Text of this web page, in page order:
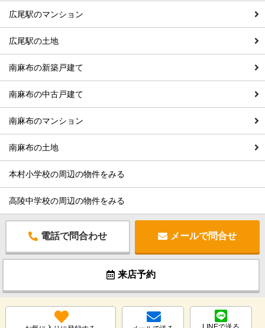
広尾駅のマンション
広尾駅の土地
南麻布の新築戸建て
南麻布の中古戸建て
南麻布のマンション
南麻布の土地
本村小学校の周辺の物件をみる
高陵中学校の周辺の物件をみる
電話で問合わせ メールで問合せ
来店予約